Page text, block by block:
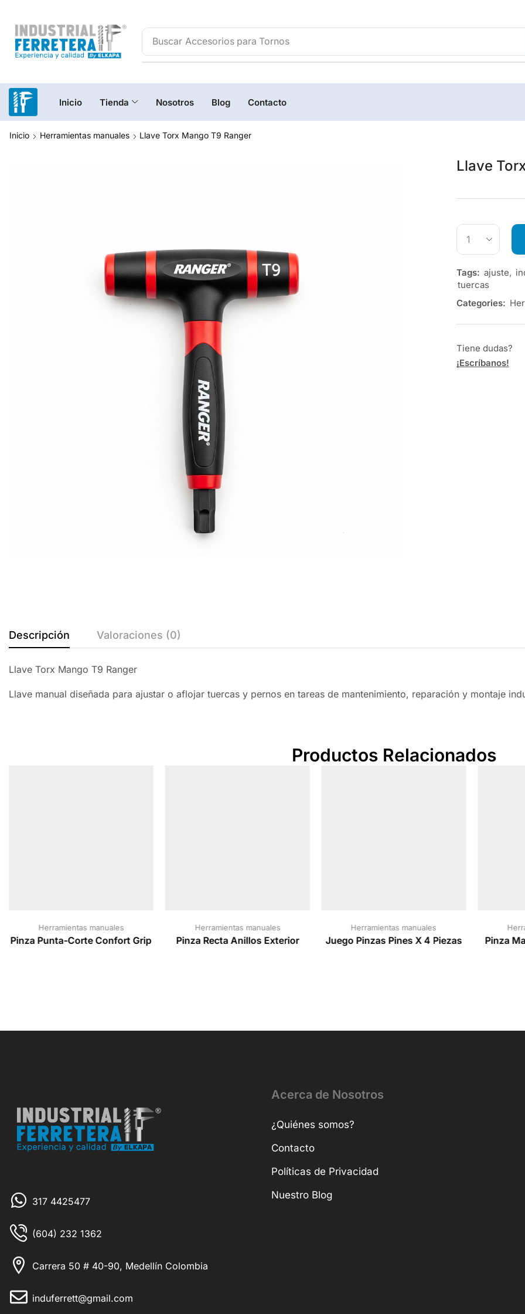
Buscar Accesorios para Tornos
Inicio Tienda Nosotros Blog Contacto
Inicio Herramientas manuales Llave Torx Mango T9 Ranger
Llave
Tags: ajuste,
tuercas
Categories:
Tiene dudas?
¡Escríbanos!
Descripción Valoraciones (0)
Llave Torx Mango T9 Ranger
Llave manual diseñada para ajustar o aflojar tuercas y pernos en tareas de mantenimiento, reparación y montaje
Productos Relacionados
Herramientas manuales
Pinza Punta-Corte Confort Grip
Herramientas manuales
Pinza Recta Anillos Exterior
Herramientas manuales
Juego Pinzas Pines X 4 Piezas Pinza
317 4425477
(604) 232 1362
Carrera 50 # 40-90, Medellín Colombia
induferrett@gmail.com
Acerca de Nosotros
¿Quiénes somos?
Contacto
Políticas de Privacidad
Nuestro Blog